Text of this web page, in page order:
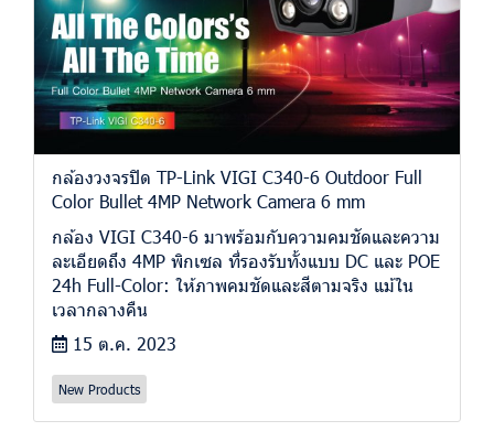
กล้องวงจรปิด TP-Link VIGI C340-6 Outdoor Full
Color Bullet 4MP Network Camera 6 mm
กล้อง VIGI C340-6 มาพร้อมกับความคมชัดและความ
ละเอียดถึง 4MP พิกเซล ที่รองรับทั้งแบบ DC และ POE
24h Full-Color: ให้ภาพคมชัดและสีตามจริง แม้ใน
เวลากลางคืน
15 ต.ค. 2023
New Products